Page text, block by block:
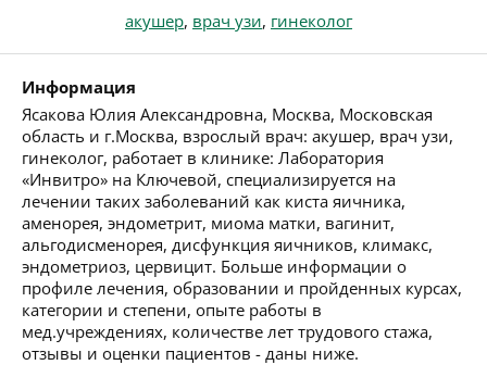
акушер, врач узи, гинеколог
Информация
Ясакова Юлия Александровна, Москва, Московская
область и г.Москва, взрослый врач: акушер, врач узи,
гинеколог, работает в клинике: Лаборатория
«Инвитро» на Ключевой, специализируется на
лечении таких заболеваний как киста яичника,
аменорея, эндометрит, миома матки, вагинит,
альгодисменорея, дисфункция яичников, климакс,
эндометриоз, цервицит. Больше информации о
профиле лечения, образовании и пройденных курсах,
категории и степени, опыте работы в
мед.учреждениях, количестве лет трудового стажа,
отзывы и оценки пациентов - даны ниже.